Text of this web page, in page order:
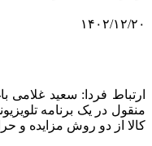
۱۴۰۲/۱۲/۲۰
ارتباط فردا: سعید
منقول در یک برنامه
کالا از دو روش مزایده و